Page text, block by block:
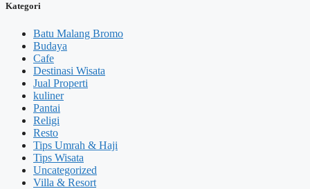
Kategori
Batu Malang Bromo
Budaya
Cafe
Destinasi Wisata
Jual Properti
kuliner
Pantai
Religi
Resto
Tips Umrah & Haji
Tips Wisata
Uncategorized
Villa & Resort